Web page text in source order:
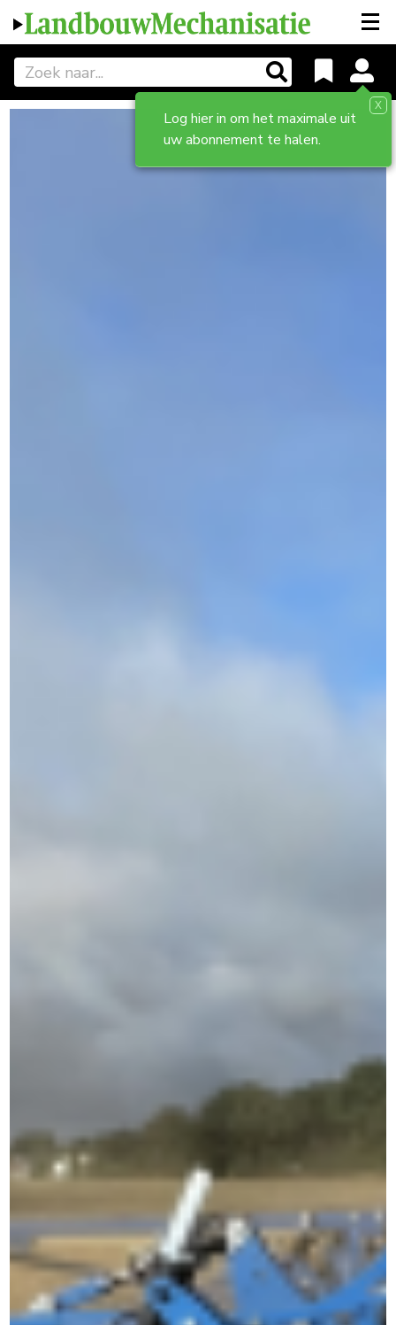
Log hier in om het maximale uit
uw abonnement te halen.
X